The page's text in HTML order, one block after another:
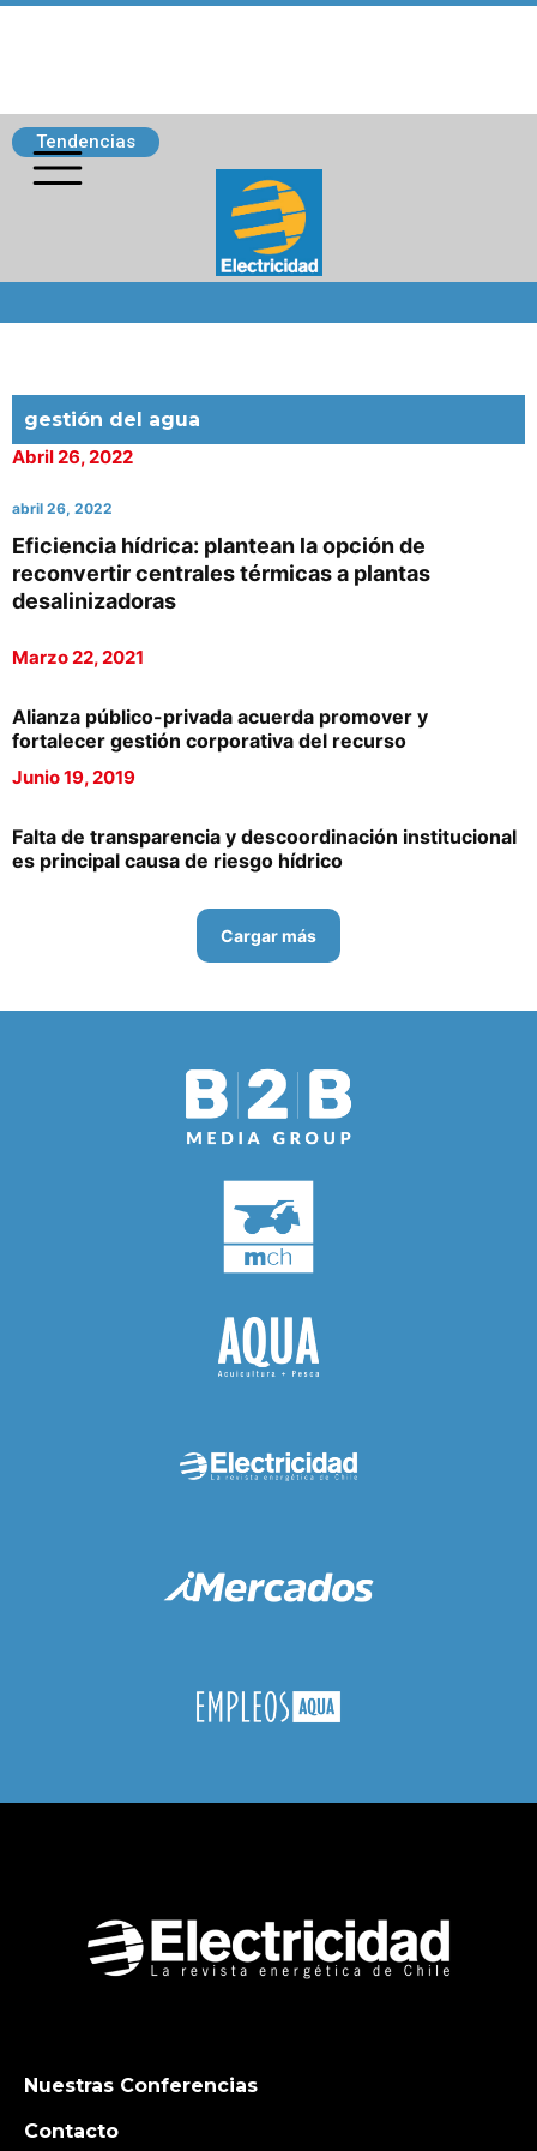
Tendencias
gestión del agua
Abril 26, 2022
abril 26, 2022
Eficiencia hídrica: plantean la opción de
reconvertir centrales térmicas a plantas
desalinizadoras
Marzo 22, 2021
Alianza público-privada acuerda promover y
fortalecer gestión corporativa del recurso
Junio 19, 2019
Falta de transparencia y descoordinación institucional
es principal causa de riesgo hídrico
Cargar más
Nuestras Conferencias
Contacto